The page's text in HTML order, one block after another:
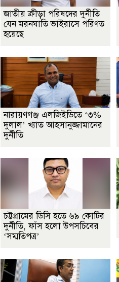
জাতীয় ক্রীড়া পরিষদের দুর্নীতি
যেন মরনঘাতি ভাইরাসে পরিণত
হয়েছে
নারায়ণগঞ্জ এলজিইডিতে ‘৩%
দুলাল’ খ্যাত আহসানুজ্জামানের
দুর্নীতি
চট্টগ্রামের ডিসি হতে ৬৯ কোটির
দুর্নীতি, ফাঁস হলো উপসচিবের
‘সম্মতিপত্র’